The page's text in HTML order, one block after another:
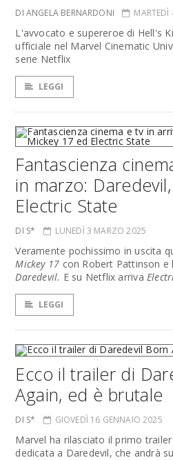
DI ANGELA BERNARDONI
L'avvocato e supereroe di Hell's
ufficiale nel Marvel Cinematic
serie Netflix
LEGGI
Fantascienza
in marzo:
Electric State
DI S* LUNEDÌ 3 MARZO 2025
Veramente pochissimo in uscita
Mickey 17 con Robert Pattinson e
Daredevil. E su Netflix arriva
LEGGI
Ecco il trailer di
Again, ed è brutale
DI S* GIOVEDÌ 16 GENNAIO 2025
Marvel ha rilasciato il primo
dedicata a Daredevil, che andrà